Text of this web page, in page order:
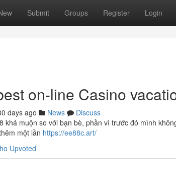
Submit Groups Register Login
on-line Casino
days ago News
Discuss
khá muộn so với bạn bè, phần vì trước đó mình
một lần https://ee88c.art/
Upvoted